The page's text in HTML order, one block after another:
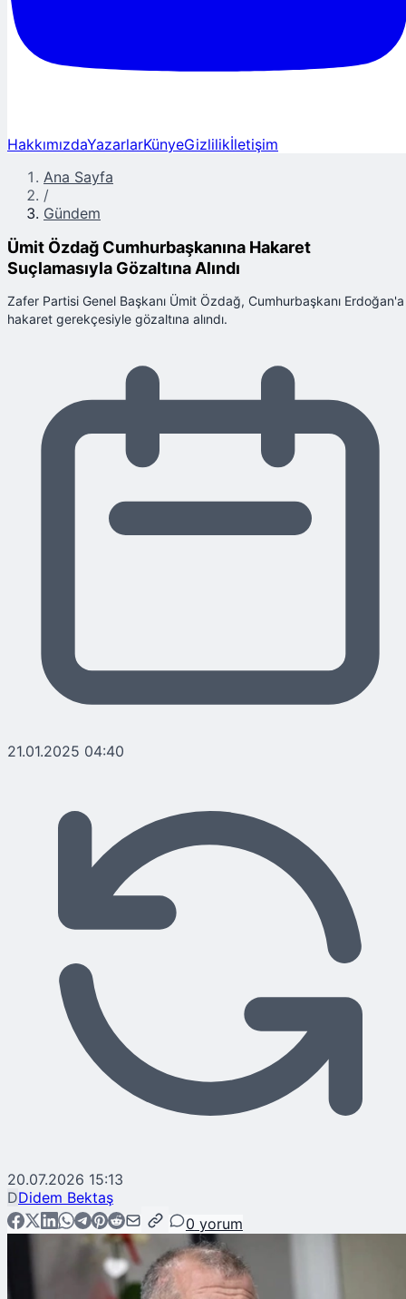
HakkımızdaYazarlarKünyeGizlilikİletişim
Ana Sayfa
/
Gündem
Ümit Özdağ Cumhurbaşkanına Hakaret
Suçlamasıyla Gözaltına Alındı
Zafer Partisi Genel Başkanı Ümit Özdağ, Cumhurbaşkanı Erdoğan'a
hakaret gerekçesiyle gözaltına alındı.
21.01.2025 04:40
20.07.2026 15:13
DDidem Bektaş
0 yorum